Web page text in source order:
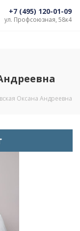
+7 (495) 120-01-09
ул. Профсоюзная, 58к4
Оксана Андреевна